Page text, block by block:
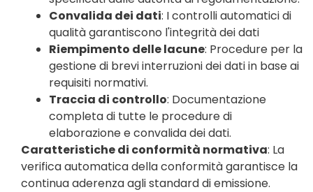
Convalida dei dati: I controlli automatici di
qualità garantiscono l'integrità dei dati
Riempimento delle lacune: Procedure per la
gestione di brevi interruzioni dei dati in base ai
requisiti normativi.
Traccia di controllo: Documentazione
completa di tutte le procedure di
elaborazione e convalida dei dati.
Caratteristiche di conformità normativa: La
verifica automatica della conformità garantisce la
continua aderenza agli standard di emissione.